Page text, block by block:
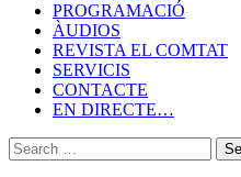
PROGRAMACIÓ
ÀUDIOS
REVISTA EL COMTAT
SERVICIS
CONTACTE
EN DIRECTE…